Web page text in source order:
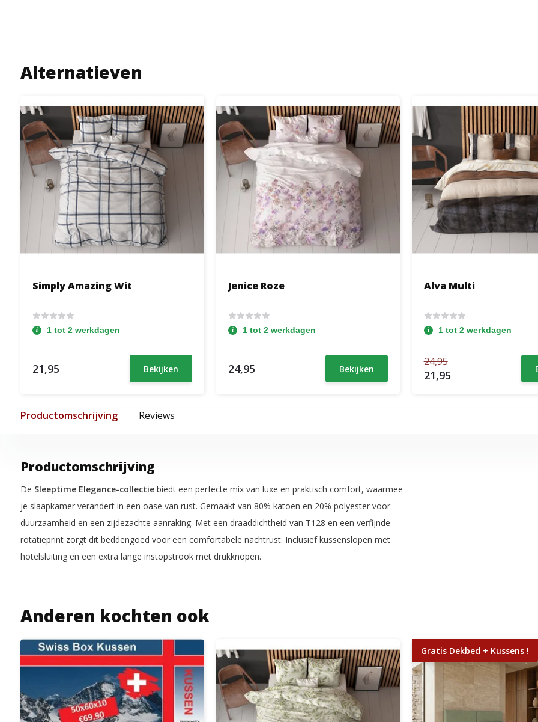
Alternatieven
Simply Amazing Wit
1 tot 2 werkdagen
21,95 Bekijken
Jenice Roze
1 tot 2 werkdagen
24,95 Bekijken
Alva Multi
1 tot 2 werkdagen
24,95
21,95
Productomschrijving Reviews
Productomschrijving
De Sleeptime Elegance-collectiebiedt een perfecte mix van luxe en praktisch comfort, waarmee
je slaapkamer verandert in een oase van rust. Gemaakt van 80% katoen en 20% polyester voor
duurzaamheid en een zijdezachte aanraking. Met een draaddichtheid van T128 en een verfijnde
rotatieprint zorgt dit beddengoed voor een comfortabele nachtrust. Inclusief kussenslopen met
hotelsluiting en een extra lange instopstrook met drukknopen.
Anderen kochten ook
Gratis Dekbed + Kussens !